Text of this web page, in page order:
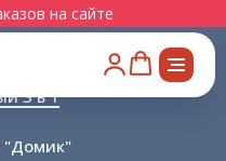
на сайте
3 в 1
"Домик"